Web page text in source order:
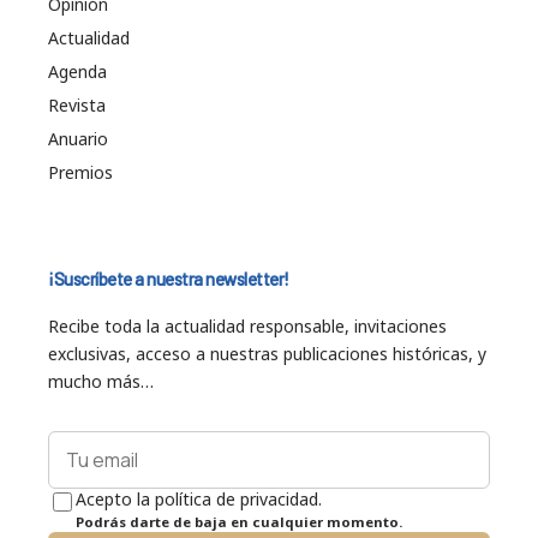
Opinión
Actualidad
Agenda
Revista
Anuario
Premios
¡Suscríbete a nuestra newsletter!
Recibe toda la actualidad responsable, invitaciones
exclusivas, acceso a nuestras publicaciones históricas, y
mucho más…
Acepto la política de privacidad.
Podrás darte de baja en cualquier momento.